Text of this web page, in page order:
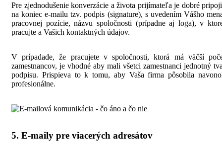
Pre zjednodušenie konverzácie a života prijímateľa je dobré
na koniec e-mailu tzv. podpis (signature), s uvedením Vášho
pracovnej pozície, názvu spoločnosti (prípadne aj loga), v
pracujte a Vašich kontaktných údajov.
V prípadade, že pracujete v spoločnosti, ktorá má väčší
zamestnancov, je vhodné aby mali všetci zamestnanci jednotný
podpisu. Prispieva to k tomu, aby Vaša firma pôsobila
profesionálne.
5. E-maily pre viacerých adresátov